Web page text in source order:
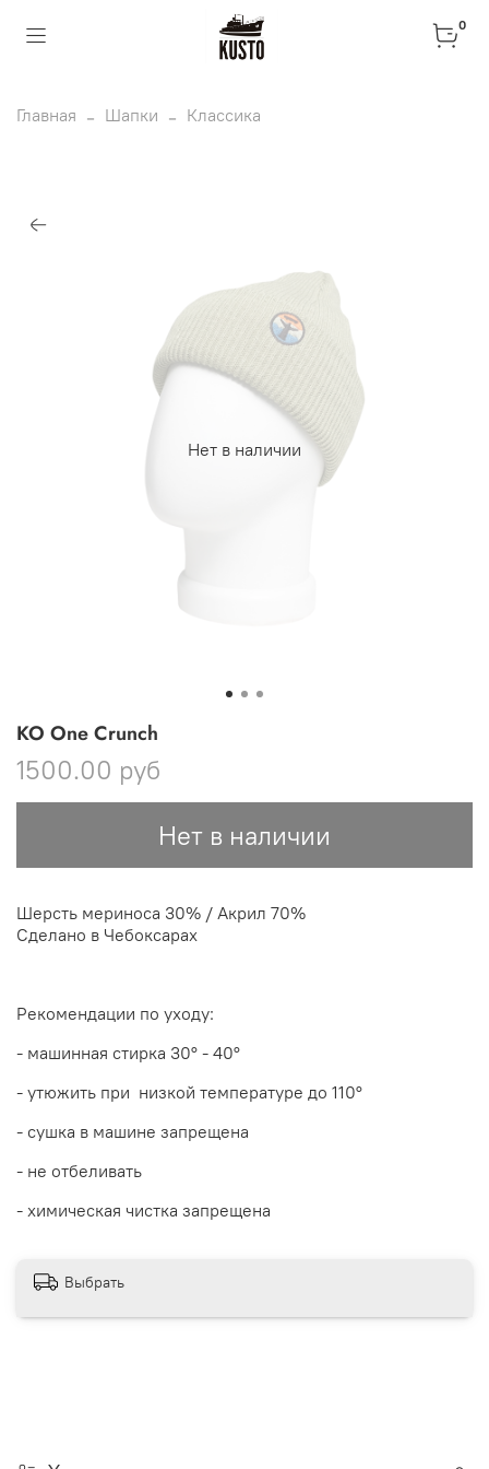
0
Главная Шапки Классика
Нет в наличии
KO One Crunch
1500.00 руб
Нет в наличии
Шерсть мериноса 30% / Акрил 70%
Сделано в Чебоксарах
Рекомендации по уходу:
- машинная стирка 30° - 40°
- утюжить при низкой температуре до 110°
- сушка в машине запрещена
- не отбеливать
- химическая чистка запрещена
Выбрать